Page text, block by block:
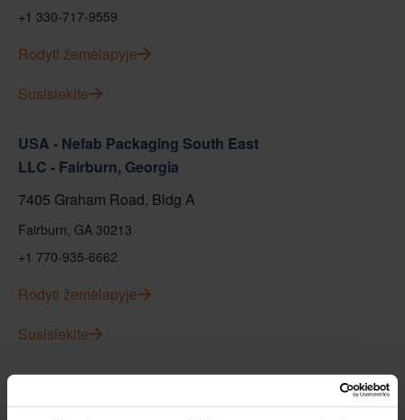
+1 330-717-9559
Rodyti žemėlapyje
Susisiekite
USA - Nefab Packaging South East
LLC - Fairburn, Georgia
7405 Graham Road, Bldg A
Fairburn, GA 30213
+1 770-935-6662
Rodyti žemėlapyje
Susisiekite
Illinois